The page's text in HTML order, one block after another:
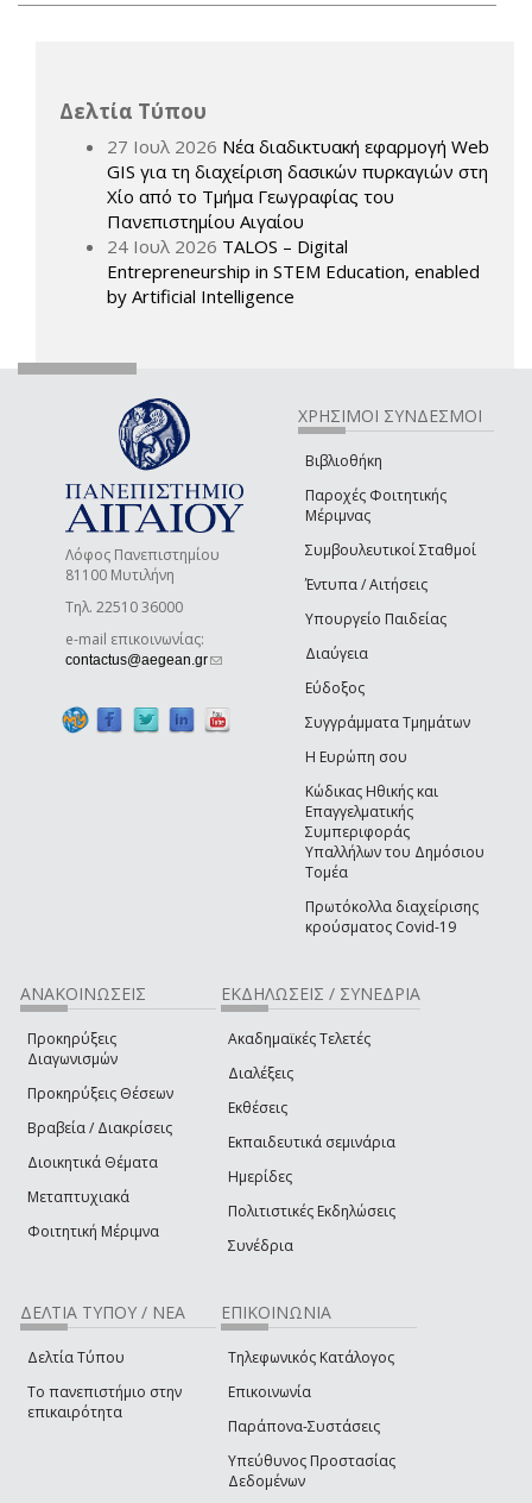
Δελτία Τύπου
27 Ιουλ 2026 Νέα διαδικτυακή εφαρμογή Web
GIS για τη διαχείριση δασικών πυρκαγιών στη
Χίο από το Τμήμα Γεωγραφίας του
Πανεπιστημίου Αιγαίου
24 Ιουλ 2026 TALOS – Digital
Entrepreneurship in STEM Education, enabled
by Artificial Intelligence
Λόφος Πανεπιστημίου
81100 Μυτιλήνη
Τηλ. 22510 36000
e-mail επικοινωνίας:
contactus@aegean.gr(link sends e-mail)
ΧΡΗΣΙΜΟΙ ΣΥΝΔΕΣΜΟΙ
Βιβλιοθήκη
Παροχές Φοιτητικής
Μέριμνας
Συμβουλευτικοί Σταθμοί
Έντυπα / Αιτήσεις
Υπουργείο Παιδείας
Διαύγεια
Εύδοξος
Συγγράμματα Τμημάτων
Η Ευρώπη σου
Κώδικας Ηθικής και
Επαγγελματικής
Συμπεριφοράς
Υπαλλήλων του Δημόσιου
Τομέα
Πρωτόκολλα διαχείρισης
κρούσματος Covid-19
ΑΝΑΚΟΙΝΩΣΕΙΣ
Προκηρύξεις
Διαγωνισμών
Προκηρύξεις Θέσεων
Βραβεία / Διακρίσεις
Διοικητικά Θέματα
Μεταπτυχιακά
Φοιτητική Μέριμνα
ΕΚΔΗΛΩΣΕΙΣ / ΣΥΝΕΔΡΙΑ
Ακαδημαϊκές Τελετές
Διαλέξεις
Εκθέσεις
Εκπαιδευτικά σεμινάρια
Ημερίδες
Πολιτιστικές Εκδηλώσεις
Συνέδρια
ΔΕΛΤΙΑ ΤΥΠΟΥ / ΝΕΑ
Δελτία Τύπου
Το πανεπιστήμιο στην
επικαιρότητα
ΕΠΙΚΟΙΝΩΝΙΑ
Τηλεφωνικός Κατάλογος
Επικοινωνία
Παράπονα-Συστάσεις
Υπεύθυνος Προστασίας
Δεδομένων